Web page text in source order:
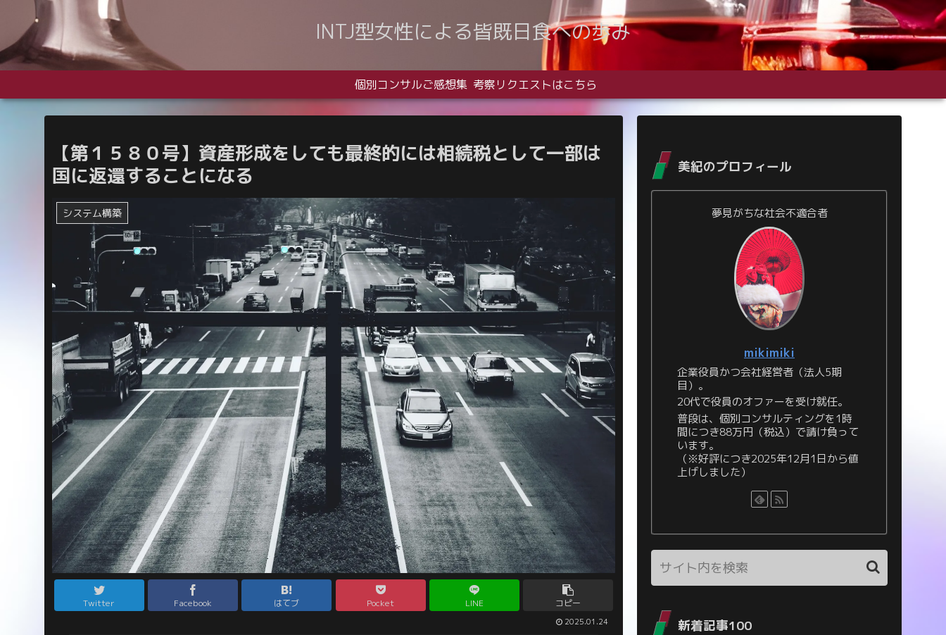
INTJ型女性による皆既日食への歩み
個別コンサルご感想集 考察リクエストはこちら
【第１５８０号】資産形成をしても最終的には相続税として一部は
国に返還することになる
システム構築
Twitter Facebook はてブ Pocket LINE コピー
2025.01.24
美紀のプロフィール
夢見がちな社会不適合者
mikimiki
企業役員かつ会社経営者（法人5期
目）。
20代で役員のオファーを受け就任。
普段は、個別コンサルティングを1時
間につき88万円（税込）で請け負って
います。
（※好評につき2025年12月1日から値
上げしました）
新着記事100